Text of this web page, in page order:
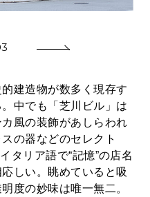
建造物が数多く現存す
中でも「芝川ビル」は
風の装飾があしらわれ
の器などのセレクト
タリア語で“記憶”の店名
しい。眺めていると吸
度の妙味は唯一無二。